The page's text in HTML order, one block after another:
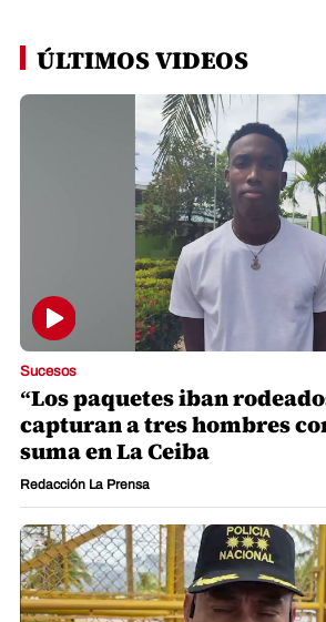
ÚLTIMOS VIDEOS
Sucesos
“Los paquetes iban
capturan a tres hombres
suma en La Ceiba
Redacción La Prensa